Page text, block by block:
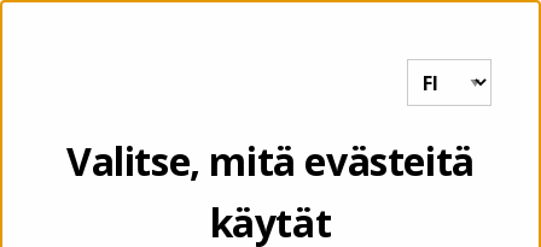
Valitse, mitä evästeitä
käytät
analyysitoimeksiantoihin/Kokonaiskuva viestinnän